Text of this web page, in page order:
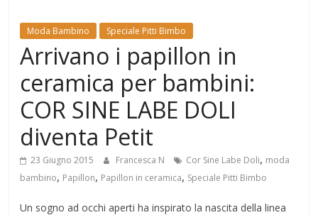
Moda Bambino Speciale Pitti Bimbo
Arrivano i papillon in
ceramica per bambini:
COR SINE LABE DOLI
diventa Petit
23 Giugno 2015 Francesca N Cor Sine Labe Doli, moda
bambino, Papillon, Papillon in ceramica, Speciale Pitti Bimbo
Un sogno ad occhi aperti ha inspirato la nascita della linea